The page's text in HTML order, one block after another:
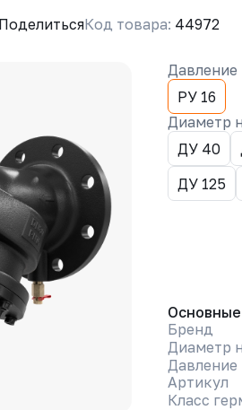
ПоделитьсяКод товара: 44972
Давление
РУ 16
Диаметр
ДУ 40
ДУ 125
Основные
Бренд
Диаметр
Артикул
Класс